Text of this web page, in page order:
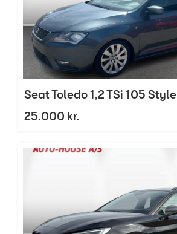
Seat Toledo 1,2 TSi 105 Style
25.000 kr.